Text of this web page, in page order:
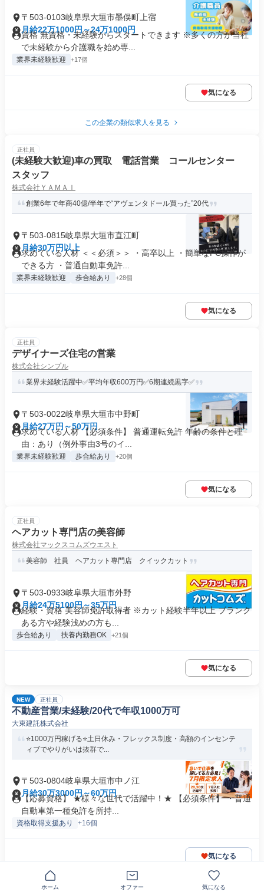
〒503-0103岐阜県大垣市墨俣町上宿
月給22万1000円～24万1000円
資格 無資格・未経験からスタートできます ※多くの方が当社
で未経験から介護職を始め専...
業界未経験歓迎 +17個
気になる
この企業の類似求人を見る
正社員
(未経験大歓迎)車の買取 電話営業 コールセンター
スタッフ
株式会社ＹＡＭＡＩ
創業6年で年商40億/半年で“アヴェンタドール買った”20代
〒503-0815岐阜県大垣市直江町
月給30万円以上
求めている人材 ＜＜必須＞＞ ・高卒以上 ・簡単なPC操作が
できる方 ・普通自動車免許...
業界未経験歓迎 歩合給あり +28個
気になる
正社員
デザイナーズ住宅の営業
株式会社シンプル
業界未経験活躍中✅平均年収600万円✅6期連続黒字✅
〒503-0022岐阜県大垣市中野町
月給27万円～50万円
求めている人材 【必須条件】 普通運転免許 年齢の条件と理
由：あり（例外事由3号のイ...
業界未経験歓迎 歩合給あり +20個
気になる
正社員
ヘアカット専門店の美容師
株式会社マックスコムズウエスト
美容師 社員 ヘアカット専門店 クイックカット
〒503-0933岐阜県大垣市外野
月給24万5100円～35万円
経験・資格 美容師免許取得者 ※カット経験半年以上 ブランク
ある方や経験浅めの方も...
歩合給あり 扶養内勤務OK +21個
気になる
NEW 正社員
不動産営業/未経験/20代で年収1000万可
大東建託株式会社
⭐️1000万円稼げる⭐️土日休み・フレックス制度・高額のインセンテ
ィブでやりがいは抜群で...
〒503-0804岐阜県大垣市中ノ江
月給30万3000円～60万円
【応募資格】 ★様々な世代で活躍中！★ 【必須条件】 ・普通
自動車第一種免許を所持...
資格取得支援あり +16個
気になる
ホーム オファー 気になる